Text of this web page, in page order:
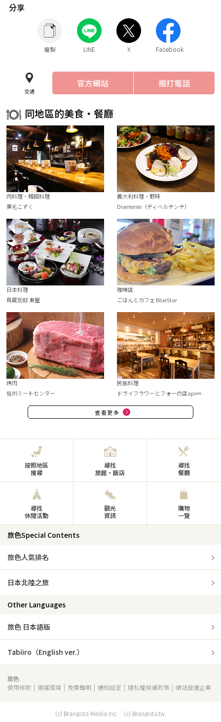
分享
複製 LINE X Facebook
交通
官方網站 撥打電話
同地區的美食・餐廳
肉料理・韓國料理
黒毛こずく
義大利料理・野味
Divertente（ディベルテンテ）
日本料理
鳥蔵別邸 東屋
咖啡店
ごはんとカフェ BlueStar
烤肉
信州ミートセンター
民族料理
ドライフラワーとフォーの店api∞
查看更多
按照地區
搜尋
尋找
旅館・飯店
尋找
餐廳
尋找
休閒活動
觀光
資訊
購物
一覽
旅色Special Contents
旅色人氣排名
日本北陸之旅
Other Languages
旅色 日本語版
Tabiiro（English ver.）
旅色
使用條款
建議環境 免責聲明 通知設定 隱私權保護政策 網站營運企業
(c) Brangista Media Inc. (c) Brangista.tw.